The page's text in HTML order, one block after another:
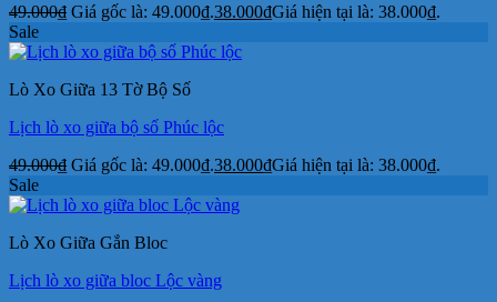
49.000₫ Giá gốc là: 49.000₫.38.000₫Giá hiện tại là: 38.000₫.
Sale
Lò Xo Giữa 13 Tờ Bộ Số
Lịch lò xo giữa bộ số Phúc lộc
49.000₫ Giá gốc là: 49.000₫.38.000₫Giá hiện tại là: 38.000₫.
Sale
Lò Xo Giữa Gắn Bloc
Lịch lò xo giữa bloc Lộc vàng